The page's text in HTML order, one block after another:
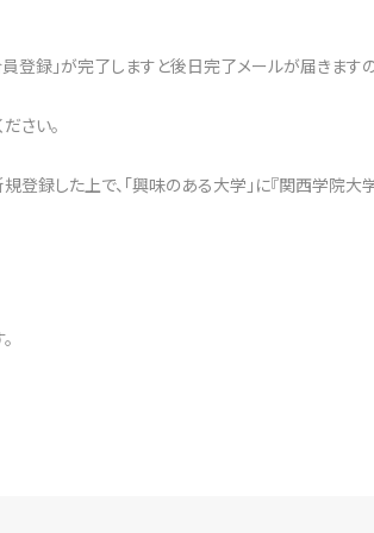
登録」が完了しますと後日完了メールが届きます
さい。
録した上で、「興味のある大学」に『関西学院大